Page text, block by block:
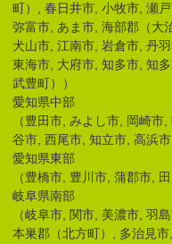
町）, 春日井市, 小牧市, 瀬
弥富市, あま市, 海部郡（大
犬山市, 江南市, 岩倉市, 丹
東海市, 大府市, 知多市, 知
武豊町））
愛知県中部
（豊田市, みよし市, 岡崎
谷市, 西尾市, 知立市, 高浜市
愛知県東部
（豊橋市, 豊川市, 蒲郡市,
岐阜県南部
（岐阜市, 関市, 美濃市, 羽
本巣郡（北方町）, 多治見